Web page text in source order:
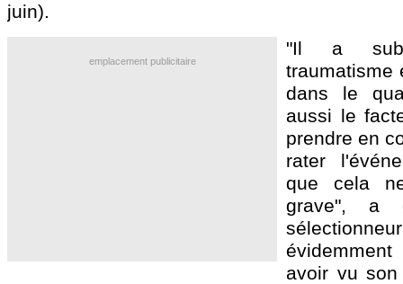
juin).
emplacement publicitaire
"Il a
traumatisme
dans le
aussi le
prendre en
rater
que cela
grave", a
avoir vu